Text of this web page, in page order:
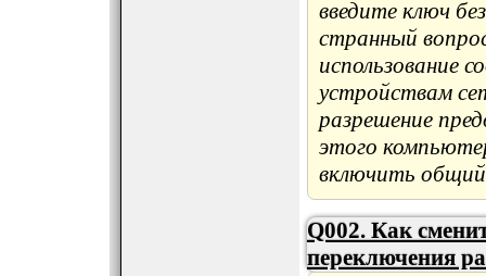
введите ключ
странный
использование
устройствам
разрешение
этого
включить
Q002. Как
переключения